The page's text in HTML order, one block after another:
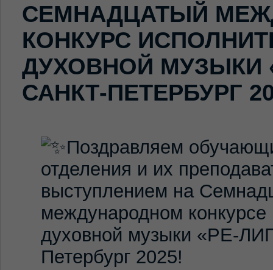
СЕМНАДЦАТЫЙ
КОНКУРС
ДУХОВНОЙ МУЗЫКИ
САНКТ-ПЕТЕРБУРГ
Поздравляем
отделения и их
выступлением на
международном конкурсе
духовной музыки «РЕ-
Петербург 2025!